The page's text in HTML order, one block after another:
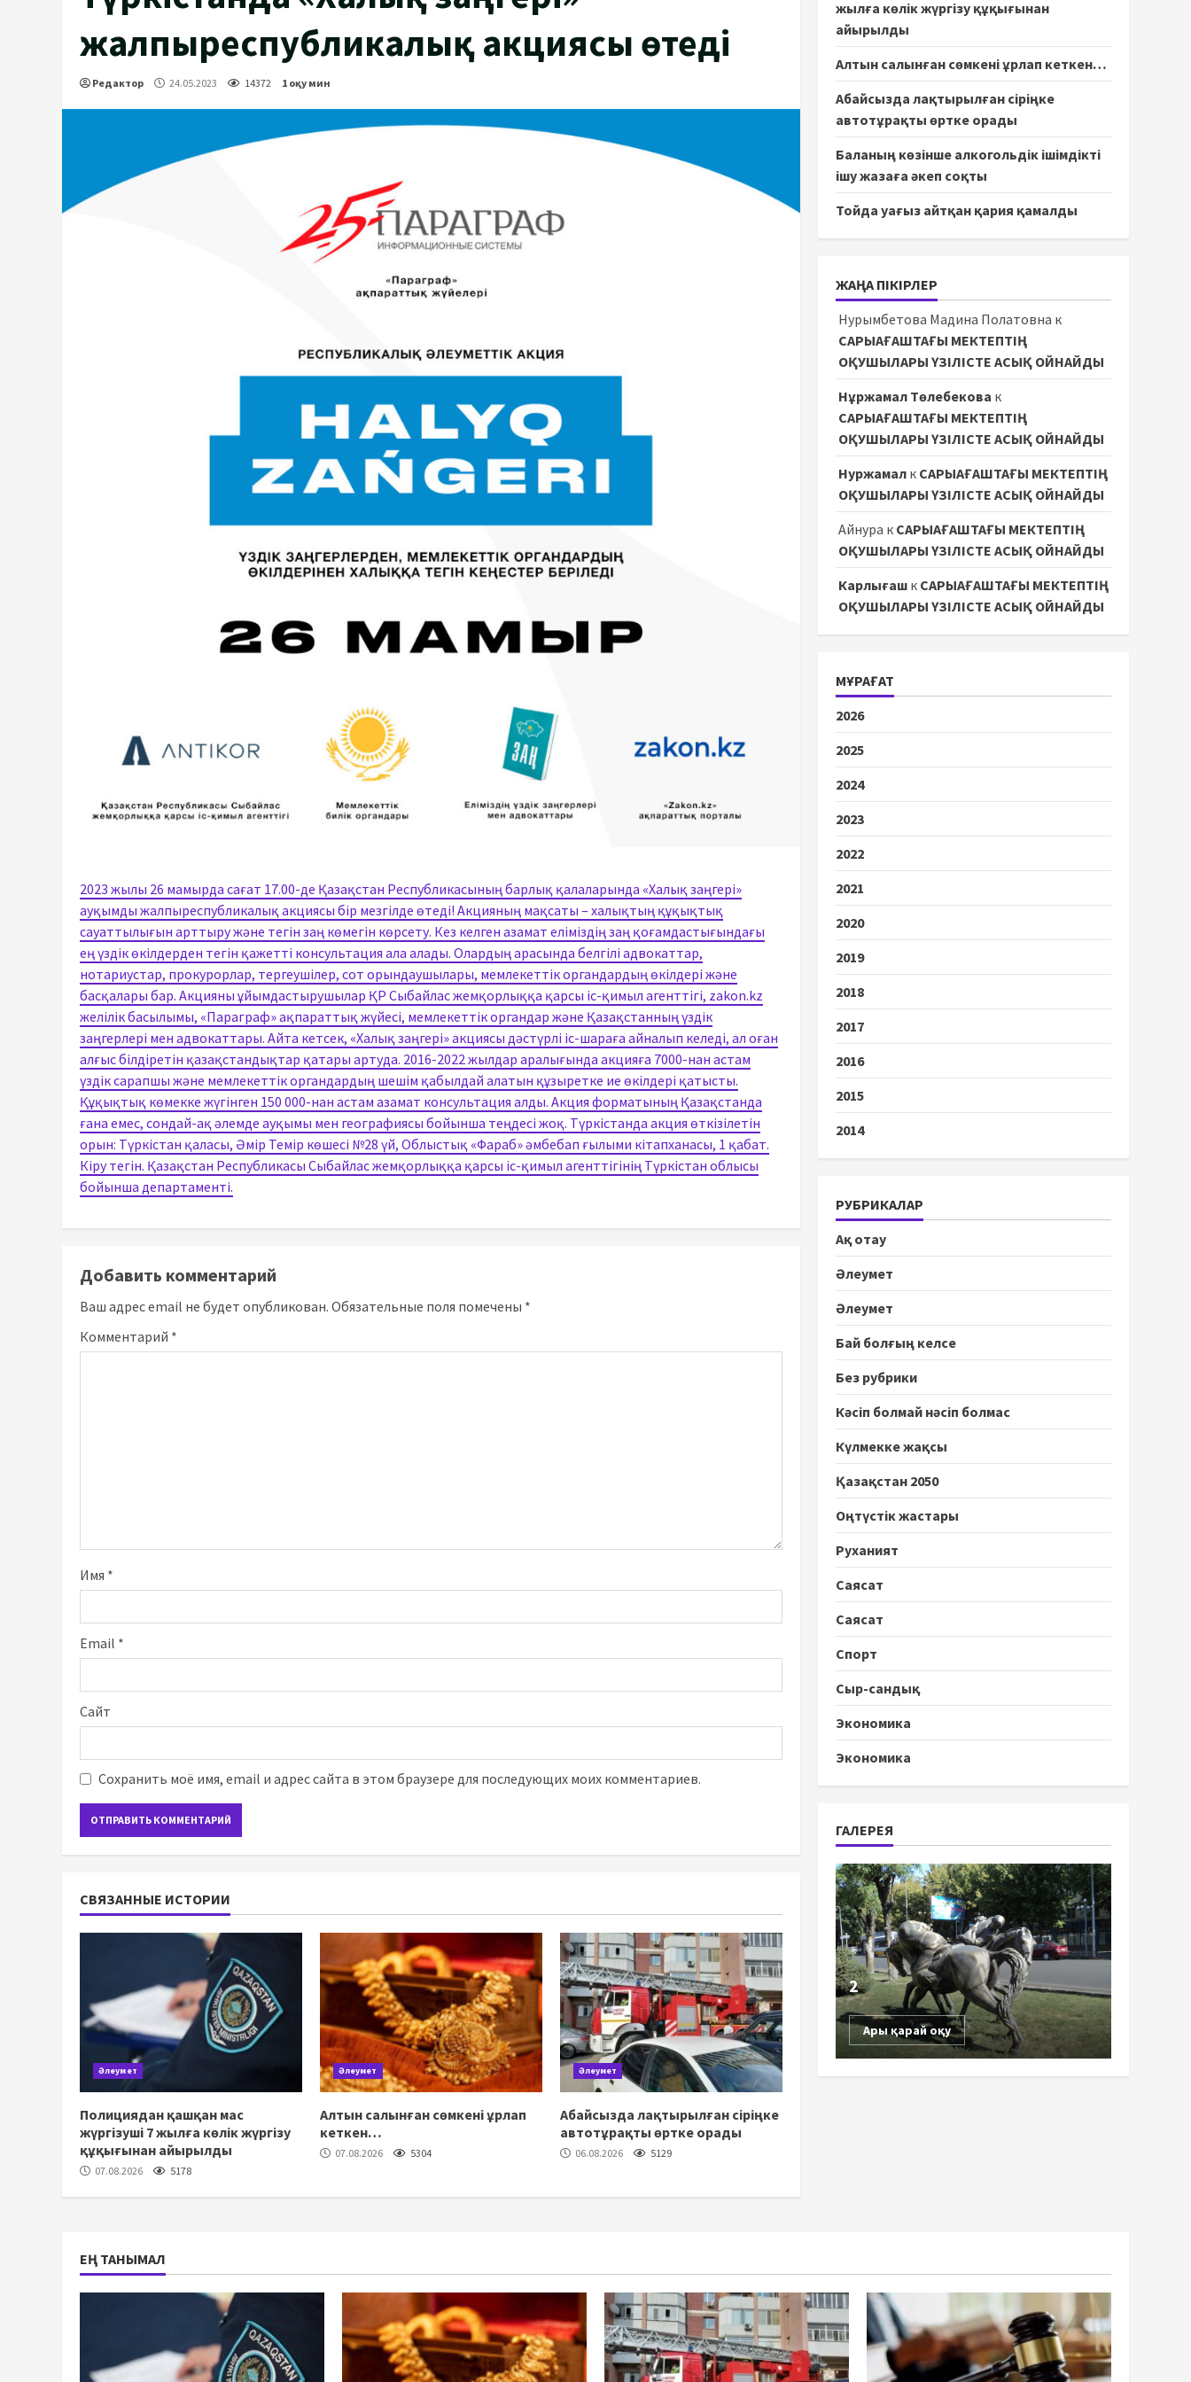
жалпыреспубликалық акциясы өтеді
Редактор 24.05.2023 14372 1 оқу мин
2023 жылы 26 мамырда сағат 17.00-де Қазақстан Республикасының барлық қалаларында «Халық заңгері»
ауқымды жалпыреспубликалық акциясы бір мезгілде өтеді! Акцияның мақсаты – халықтың құқықтық
сауаттылығын арттыру және тегін заң көмегін көрсету. Кез келген азамат еліміздің заң қоғамдастығындағы
ең үздік өкілдерден тегін қажетті консультация ала алады. Олардың арасында белгілі адвокаттар,
нотариустар, прокурорлар, тергеушілер, сот орындаушылары, мемлекеттік органдардың өкілдері және
басқалары бар. Акцияны ұйымдастырушылар ҚР Сыбайлас жемқорлыққа қарсы іс-қимыл агенттігі, zakon.kz
желілік басылымы, «Параграф» ақпараттық жүйесі, мемлекеттік органдар және Қазақстанның үздік
заңгерлері мен адвокаттары. Айта кетсек, «Халық заңгері» акциясы дәстүрлі іс-шараға айналып келеді, ал оған
алғыс білдіретін қазақстандықтар қатары артуда. 2016-2022 жылдар аралығында акцияға 7000-нан астам
үздік сарапшы және мемлекеттік органдардың шешім қабылдай алатын құзыретке ие өкілдері қатысты.
Құқықтық көмекке жүгінген 150 000-нан астам азамат консультация алды. Акция форматының Қазақстанда
ғана емес, сондай-ақ әлемде ауқымы мен географиясы бойынша теңдесі жоқ. Түркістанда акция өткізілетін
орын: Түркістан қаласы, Әмір Темір көшесі №28 үй, Облыстық «Фараб» әмбебап ғылыми кітапханасы, 1 қабат.
Кіру тегін. Қазақстан Республикасы Сыбайлас жемқорлыққа қарсы іс-қимыл агенттігінің Түркістан облысы
бойынша департаменті.
Добавить комментарий
Ваш адрес email не будет опубликован. Обязательные поля помечены *
Комментарий *
Имя *
Email *
Сайт
Сохранить моё имя, email и адрес сайта в этом браузере для последующих моих комментариев.
СВЯЗАННЫЕ ИСТОРИИ
Әлеумет
Полициядан қашқан мас
жүргізуші 7 жылға көлік жүргізу
құқығынан айырылды
07.08.2026 5178
Әлеумет
Алтын салынған сөмкені ұрлап
кеткен…
07.08.2026 5304
Әлеумет
Абайсызда лақтырылған сіріңке
автотұрақты өртке орады
06.08.2026 5129
жылға көлік жүргізу құқығынан
айырылды
Алтын салынған сөмкені ұрлап кеткен…
Абайсызда лақтырылған сіріңке
автотұрақты өртке орады
Баланың көзінше алкогольдік ішімдікті
ішу жазаға әкеп соқты
Тойда уағыз айтқан қария қамалды
ЖАҢА ПІКІРЛЕР
Нурымбетова Мадина Полатовна к
САРЫАҒАШТАҒЫ МЕКТЕПТІҢ
ОҚУШЫЛАРЫ ҮЗІЛІСТЕ АСЫҚ ОЙНАЙДЫ
Нұржамал Төлебекова к
САРЫАҒАШТАҒЫ МЕКТЕПТІҢ
ОҚУШЫЛАРЫ ҮЗІЛІСТЕ АСЫҚ ОЙНАЙДЫ
Нуржамалк САРЫАҒАШТАҒЫ МЕКТЕПТІҢ
ОҚУШЫЛАРЫ ҮЗІЛІСТЕ АСЫҚ ОЙНАЙДЫ
Айнура к САРЫАҒАШТАҒЫ МЕКТЕПТІҢ
ОҚУШЫЛАРЫ ҮЗІЛІСТЕ АСЫҚ ОЙНАЙДЫ
Карлығашк САРЫАҒАШТАҒЫ МЕКТЕПТІҢ
ОҚУШЫЛАРЫ ҮЗІЛІСТЕ АСЫҚ ОЙНАЙДЫ
МҰРАҒАТ
2026
2025
2024
2023
2022
2021
2020
2019
2018
2017
2016
2015
2014
РУБРИКАЛАР
Ақ отау
Әлеумет
Әлеумет
Бай болғың келсе
Без рубрики
Кәсіп болмай нәсіп болмас
Күлмекке жақсы
Қазақстан 2050
Оңтүстік жастары
Руханият
Саясат
Саясат
Спорт
Сыр-сандық
Экономика
Экономика
ГАЛЕРЕЯ
2
Ары қарай оқу
ЕҢ ТАНЫМАЛ